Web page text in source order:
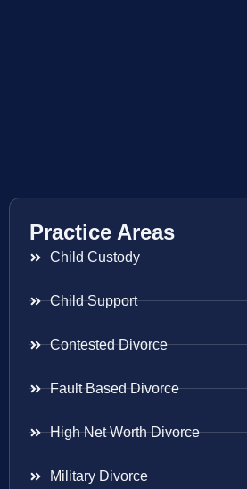
Practice Areas
Child Custody
Child Support
Contested Divorce
Fault Based Divorce
High Net Worth Divorce
Military Divorce